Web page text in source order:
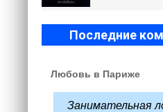
Последние
Любовь в Париже
Занимательная